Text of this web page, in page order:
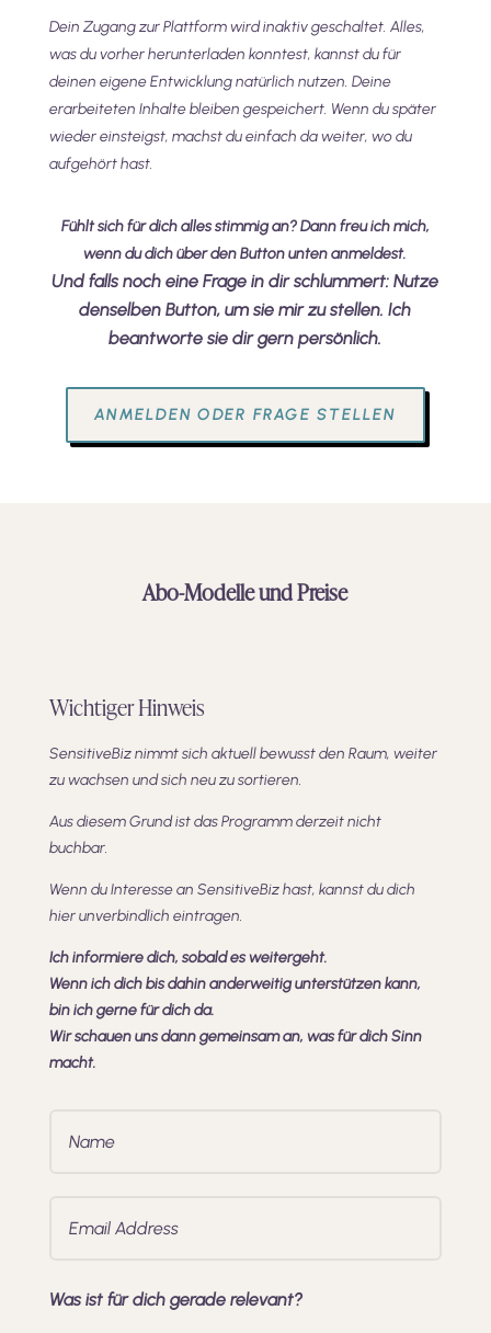
Dein Zugang zur Plattform wird inaktiv geschaltet. Alles,
was du vorher herunterladen konntest, kannst du für
deinen eigene Entwicklung natürlich nutzen. Deine
erarbeiteten Inhalte bleiben gespeichert. Wenn du später
wieder einsteigst, machst du einfach da weiter, wo du
aufgehört hast.
Fühlt sich für dich alles stimmig an? Dann freu ich mich,
wenn du dich über den Button unten anmeldest.
Und falls noch eine Frage in dir schlummert: Nutze
denselben Button, um sie mir zu stellen. Ich
beantworte sie dir gern persönlich.
ANMELDEN ODER FRAGE STELLEN
Abo-Modelle und Preise
Wichtiger Hinweis
SensitiveBiz nimmt sich aktuell bewusst den Raum, weiter
zu wachsen und sich neu zu sortieren.
Aus diesem Grund ist das Programm derzeit nicht
buchbar.
Wenn du Interesse an SensitiveBiz hast, kannst du dich
hier unverbindlich eintragen.
Ich informiere dich, sobald es weitergeht.
Wenn ich dich bis dahin anderweitig unterstützen kann,
bin ich gerne für dich da.
Wir schauen uns dann gemeinsam an, was für dich Sinn
macht.
Was ist für dich gerade relevant?